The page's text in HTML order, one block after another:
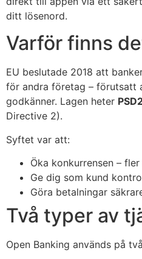
ditt lösenord.
Varför finns
EU beslutade 2018 att
för andra företag – förutsatt
godkänner. Lagen heter
Directive 2).
Syftet var att:
Öka konkurrensen –
Ge dig som kund
Göra betalningar
Två typer av
Open Banking används på